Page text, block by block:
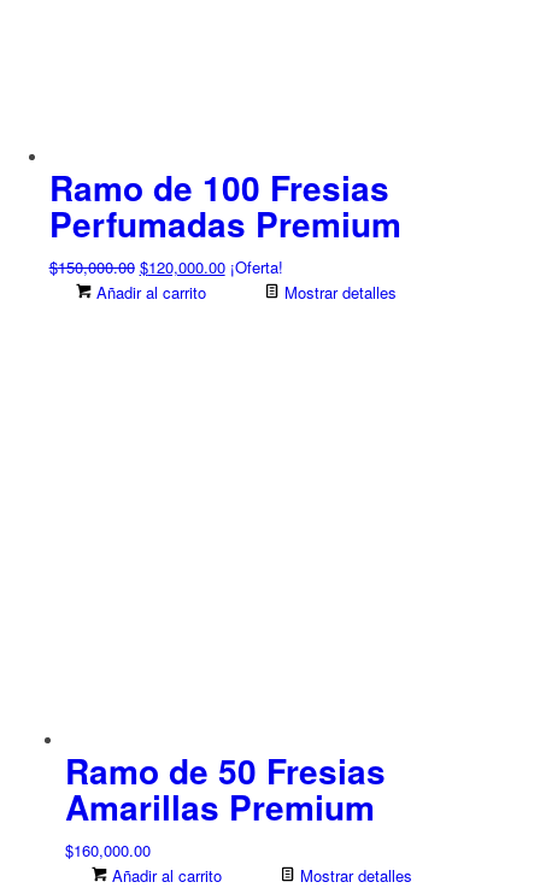
Ramo de 100 Fresias
Perfumadas Premium
$150,000.00 El
precio
$120,000.00El¡Oferta!
Añadir al carrito
Mostrar detalles
Ramo de 50 Fresias
Amarillas Premium
$160,000.00
Añadir al carrito
Mostrar detalles